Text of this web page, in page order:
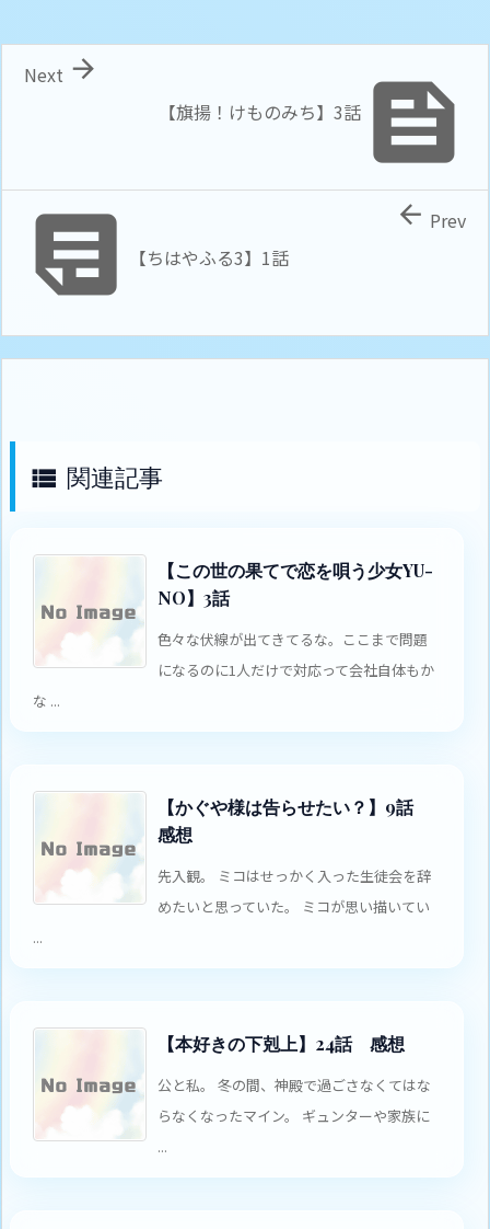

【旗揚！けものみち】3話

Next
 【ちはやふる3】1話
 Prev
 関連記事
【この世の果てで恋を唄う少女YU-
NO】3話
色々な伏線が出てきてるな。ここまで問題
になるのに1人だけで対応って会社自体もか
な ...
【かぐや様は告らせたい？】9話
感想
先入観。 ミコはせっかく入った生徒会を辞
めたいと思っていた。 ミコが思い描いてい
...
【本好きの下剋上】24話 感想
公と私。 冬の間、神殿で過ごさなくてはな
らなくなったマイン。 ギュンターや家族に
...